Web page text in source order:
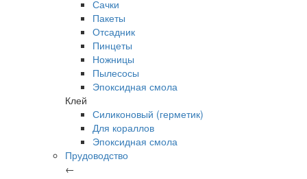
Сачки
Пакеты
Отсадник
Пинцеты
Ножницы
Пылесосы
Эпоксидная смола
Клей
Силиконовый (герметик)
Для кораллов
Эпоксидная смола
Прудоводство
←